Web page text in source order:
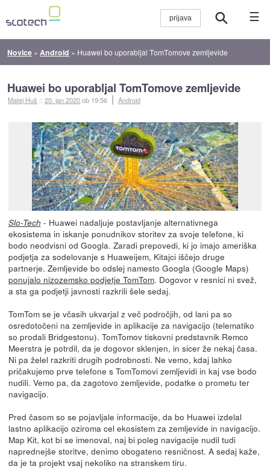
☰
Novice » Android » Huawei bo uporabljal TomTomove zemljevide
Huawei bo uporabljal TomTomove zemljevide
Matej Huš ::20. jan 2020ob 19:56 Android
Slo-Tech - Huawei nadaljuje postavljanje alternativnega
ekosistema in iskanje ponudnikov storitev za svoje telefone, ki
bodo neodvisni od Googla. Zaradi prepovedi, ki jo imajo ameriška
podjetja za sodelovanje s Huaweijem, Kitajci iščejo druge
partnerje. Zemljevide bo odslej namesto Googla (Google Maps)
ponujalo nizozemsko podjetje TomTom. Dogovor v resnici ni svež,
a sta ga podjetji javnosti razkrili šele sedaj.
TomTom se je včasih ukvarjal z več področjih, od lani pa so
osredotočeni na zemljevide in aplikacije za navigacijo (telematiko
so prodali Bridgestonu). TomTomov tiskovni predstavnik Remco
Meerstra je potrdil, da je dogovor sklenjen, in sicer že nekaj časa.
Ni pa želel razkriti drugih podrobnosti. Ne vemo, kdaj lahko
pričakujemo prve telefone s TomTomovi zemljevidi in kaj vse bodo
nudili. Vemo pa, da zagotovo zemljevide, podatke o prometu ter
navigacijo.
Pred časom so se pojavljale informacije, da bo Huawei izdelal
lastno aplikacijo oziroma cel ekosistem za zemljevide in navigacijo.
Map Kit, kot bi se imenoval, naj bi poleg navigacije nudil tudi
naprednejše storitve, denimo obogateno resničnost. A sedaj kaže,
da je ta projekt vsaj nekoliko na stranskem tiru.